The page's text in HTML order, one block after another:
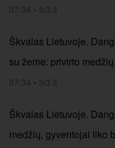
07:34 • tv3.lt
Škvalas Lietuvoje.
su žeme: privirto
07:34 • tv3.lt
Škvalas Lietuvoje.
medžių, gyventojai liko